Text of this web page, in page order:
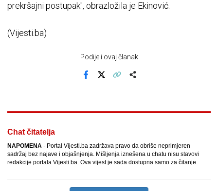
prekršajni postupak", obrazložila je Ekinović.
(Vijesti.ba)
Podijeli ovaj članak
Chat čitatelja
NAPOMENA - Portal Vijesti.ba zadržava pravo da obriše neprimjeren
sadržaj bez najave i objašnjenja. Mišljenja iznešena u chatu nisu stavovi
redakcije portala Vijesti.ba. Ova vijest je sada dostupna samo za čitanje.